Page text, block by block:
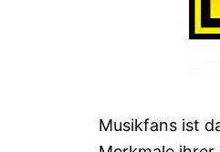
Musikfans ist